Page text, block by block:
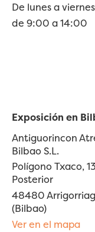
De lunes a viernes
de 9:00 a 14:00
Exposición en
Antiguorincon
Bilbao S.L.
Polígono Txaco, 13
Posterior
48480
(Bilbao)
Ver en el mapa